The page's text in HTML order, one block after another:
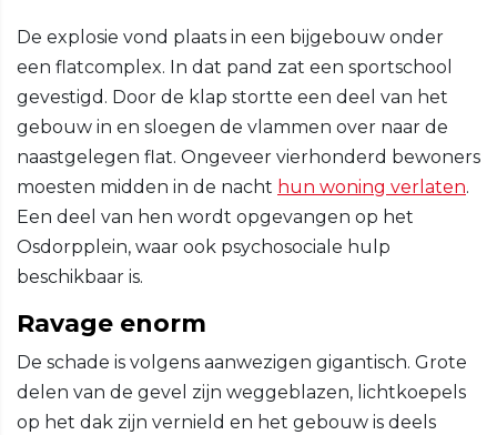
De explosie vond plaats in een bijgebouw onder
een flatcomplex. In dat pand zat een sportschool
gevestigd. Door de klap stortte een deel van het
gebouw in en sloegen de vlammen over naar de
naastgelegen flat. Ongeveer vierhonderd bewoners
moesten midden in de nacht hun woning verlaten.
Een deel van hen wordt opgevangen op het
Osdorpplein, waar ook psychosociale hulp
beschikbaar is.
Ravage enorm
De schade is volgens aanwezigen gigantisch. Grote
delen van de gevel zijn weggeblazen, lichtkoepels
op het dak zijn vernield en het gebouw is deels